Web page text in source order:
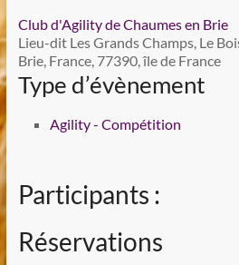
Club d'Agility de Chaumes en Brie
Lieu-dit Les Grands Champs, Le
Brie, France, 77390, île de France
Type d’évènement
Agility - Compétition
Participants :
Réservations